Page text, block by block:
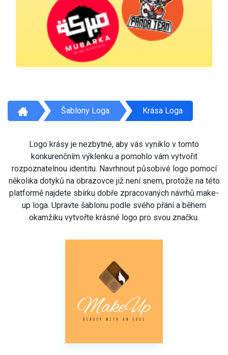
Šablony Loga Krása Loga
Logo krásy je nezbytné, aby vás vyniklo v tomto
konkurenčním výklenku a pomohlo vám vytvořit
rozpoznatelnou identitu. Navrhnout působivé logo pomocí
několika dotyků na obrazovce již není snem, protože na této
platformě najdete sbírku dobře zpracovaných návrhů make-
up loga. Upravte šablonu podle svého přání a během
okamžiku vytvořte krásné logo pro svou značku.